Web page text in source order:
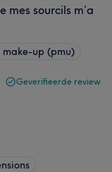
mes sourcils m’a
make-up (pmu)
Geverifieerde review